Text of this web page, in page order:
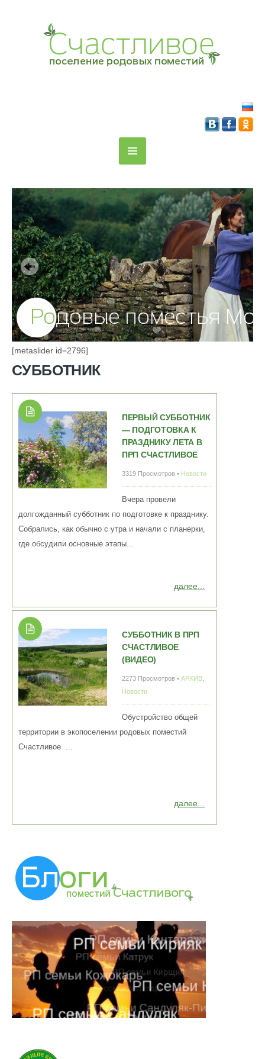
[metaslider id=2796]
СУББОТНИК
ПЕРВЫЙ СУББОТНИК
— ПОДГОТОВКА К
ПРАЗДНИКУ ЛЕТА В
ПРП СЧАСТЛИВОЕ
3319 Просмотров • Новости
далее...
Вчера провели
долгожданный субботник по подготовке к празднику.
Собрались, как обычно с утра и начали с планерки,
где обсудили основные этапы...
СУББОТНИК В ПРП
СЧАСТЛИВОЕ
(ВИДЕО)
2273 Просмотров • АРХИВ
Новости
далее...
Обустройство общей
территории в экопоселении родовых поместий
Счастливое ...